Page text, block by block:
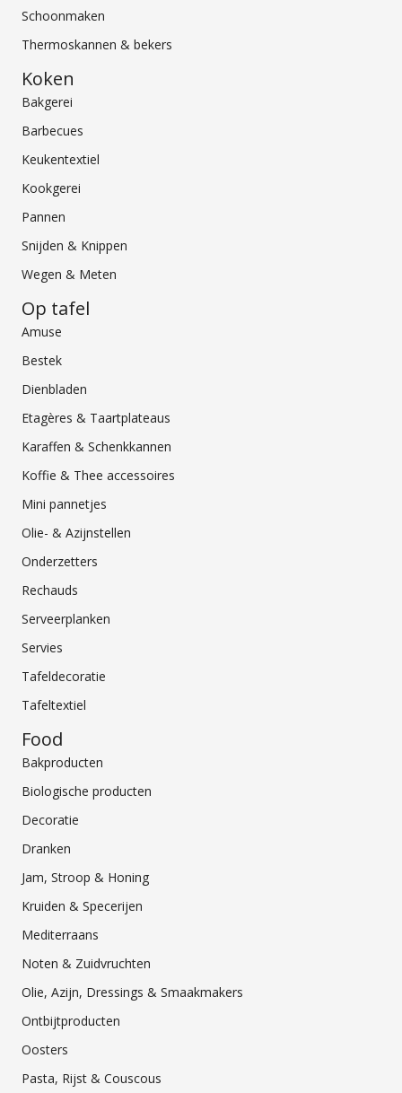
Schoonmaken
Thermoskannen & bekers
Koken
Bakgerei
Barbecues
Keukentextiel
Kookgerei
Pannen
Snijden & Knippen
Wegen & Meten
Op tafel
Amuse
Bestek
Dienbladen
Etagères & Taartplateaus
Karaffen & Schenkkannen
Koffie & Thee accessoires
Mini pannetjes
Olie- & Azijnstellen
Onderzetters
Rechauds
Serveerplanken
Servies
Tafeldecoratie
Tafeltextiel
Food
Bakproducten
Biologische producten
Decoratie
Dranken
Jam, Stroop & Honing
Kruiden & Specerijen
Mediterraans
Noten & Zuidvruchten
Olie, Azijn, Dressings & Smaakmakers
Ontbijtproducten
Oosters
Pasta, Rijst & Couscous